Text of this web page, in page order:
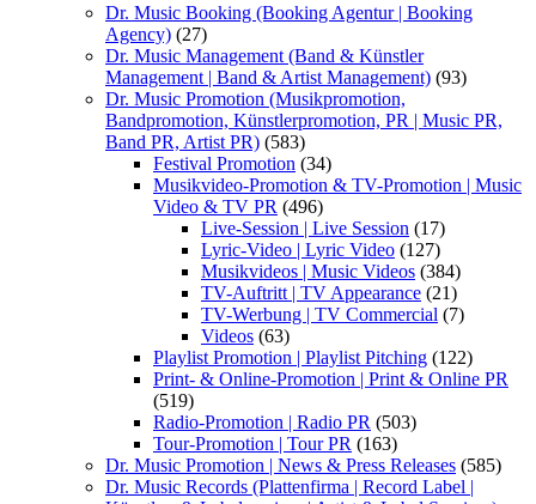
Dr. Music Booking (Booking Agentur | Booking
Agency) (27)
Dr. Music Management (Band & Künstler
Management | Band & Artist Management) (93)
Dr. Music Promotion (Musikpromotion,
Bandpromotion, Künstlerpromotion, PR | Music PR,
Band PR, Artist PR) (583)
Festival Promotion (34)
Musikvideo-Promotion & TV-Promotion | Music
Video & TV PR (496)
Live-Session | Live Session (17)
Lyric-Video | Lyric Video (127)
Musikvideos | Music Videos (384)
TV-Auftritt | TV Appearance (21)
TV-Werbung | TV Commercial (7)
Videos (63)
Playlist Promotion | Playlist Pitching (122)
Print- & Online-Promotion | Print & Online PR
(519)
Radio-Promotion | Radio PR (503)
Tour-Promotion | Tour PR (163)
Dr. Music Promotion | News & Press Releases (585)
Dr. Music Records (Plattenfirma | Record Label |